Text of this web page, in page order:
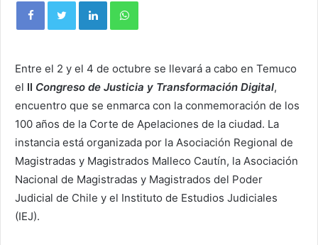
Entre el 2 y el 4 de octubre se llevará a cabo en Temuco
el II Congreso de Justicia y Transformación Digital,
encuentro que se enmarca con la conmemoración de los
100 años de la Corte de Apelaciones de la ciudad. La
instancia está organizada por la Asociación Regional de
Magistradas y Magistrados Malleco Cautín, la Asociación
Nacional de Magistradas y Magistrados del Poder
Judicial de Chile y el Instituto de Estudios Judiciales
(IEJ).